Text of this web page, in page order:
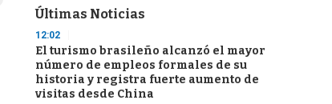
Últimas Noticias
12:02
El turismo brasileño alcanzó el mayor
número de empleos formales de su
historia y registra fuerte aumento de
visitas desde China